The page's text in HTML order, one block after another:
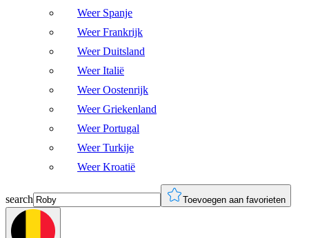
Weer Spanje
Weer Frankrijk
Weer Duitsland
Weer Italië
Weer Oostenrijk
Weer Griekenland
Weer Portugal
Weer Turkije
Weer Kroatië
search Toevoegen aan favorieten